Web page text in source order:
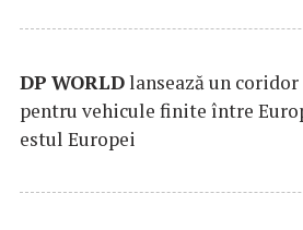
DP WORLDlansează un
pentru vehicule finite între
estul Europei